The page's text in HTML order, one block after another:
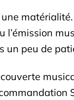
l’émission
un peu de